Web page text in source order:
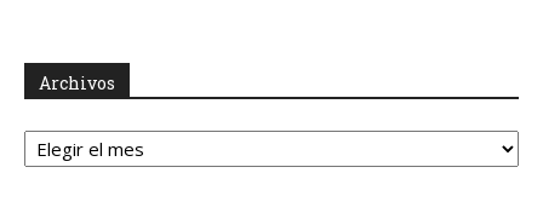
Archivos
Archivos